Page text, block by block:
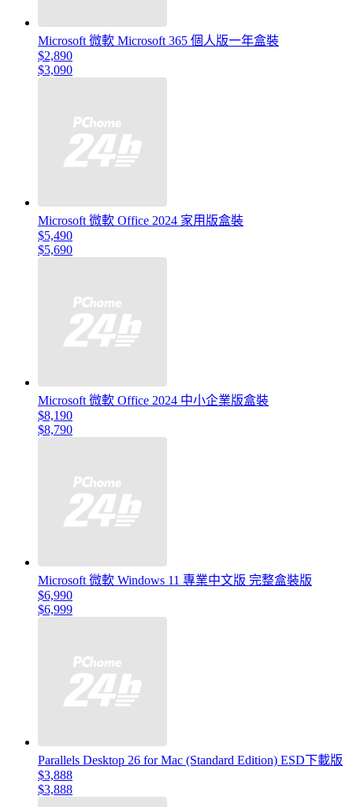
Microsoft 微軟 Microsoft 365 個人版一年盒裝
$2,890
$3,090
Microsoft 微軟 Office 2024 家用版盒裝
$5,490
$5,690
Microsoft 微軟 Office 2024 中小企業版盒裝
$8,190
$8,790
Microsoft 微軟 Windows 11 專業中文版 完整盒裝版
$6,990
$6,999
Parallels Desktop 26 for Mac (Standard Edition) ESD下載版
$3,888
$3,888